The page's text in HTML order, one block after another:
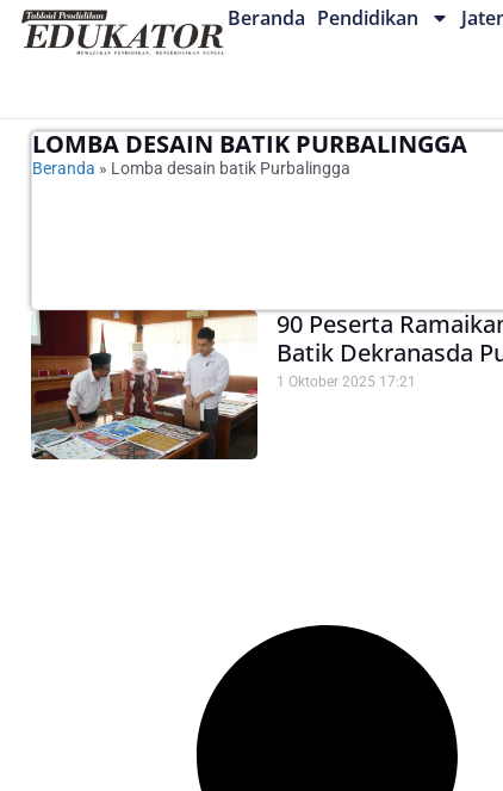
Beranda Pendidikan
LOMBA DESAIN BATIK PURBALINGGA
Beranda » Lomba desain batik Purbalingga
90 Peserta
Batik Dekranasda
1 Oktober 2025 17:21